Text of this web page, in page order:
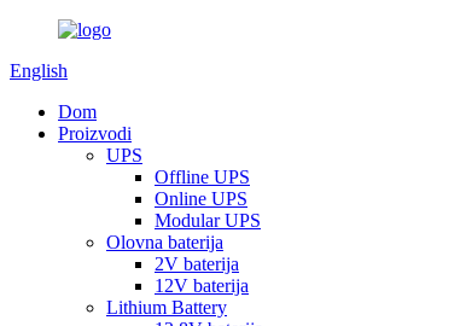
English
Dom
Proizvodi
UPS
Offline UPS
Online UPS
Modular UPS
Olovna baterija
2V baterija
12V baterija
Lithium Battery